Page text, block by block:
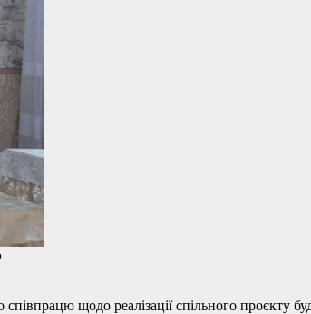
щодо реалізації спільного проєкту